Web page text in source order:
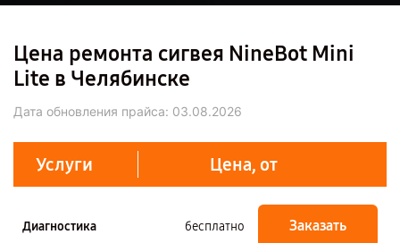
Цена ремонта сигвея NineBot Mini
Lite в Челябинске
Дата обновления прайса: 03.08.2026
Услуги Цена, от
Диагностика бесплатно Заказать